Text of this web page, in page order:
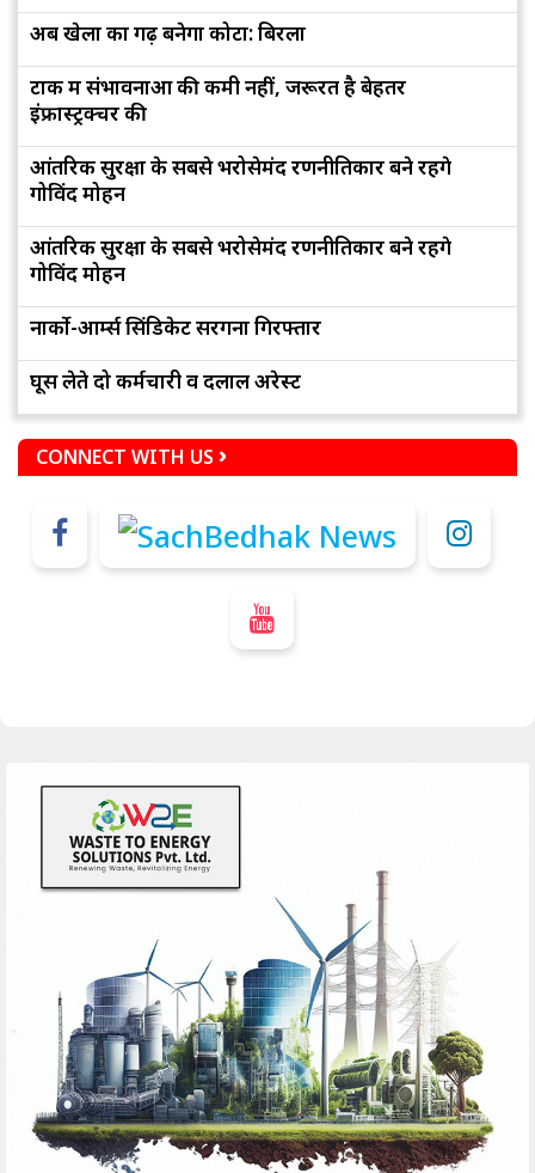
अब खेलों का गढ़ बनेगा कोटा: बिरला
टोंक में संभावनाओं की कमी नहीं, जरूरत है बेहतर
इंफ्रास्ट्रक्चर की
आंतरिक सुरक्षा के सबसे भरोसेमंद रणनीतिकार बने रहेंगे
गोविंद मोहन
आंतरिक सुरक्षा के सबसे भरोसेमंद रणनीतिकार बने रहेंगे
गोविंद मोहन
नार्को-आर्म्स सिंडिकेट सरगना गिरफ्तार
घूस लेते दो कर्मचारी व दलाल अरेस्ट
CONNECT WITH US